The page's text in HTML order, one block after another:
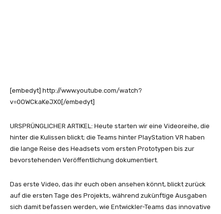
[embedyt] http://www.youtube.com/watch?
v=0OWCkaKeJX0[/embedyt]
URSPRÜNGLICHER ARTIKEL: Heute starten wir eine Videoreihe, die
hinter die Kulissen blickt; die Teams hinter PlayStation VR haben
die lange Reise des Headsets vom ersten Prototypen bis zur
bevorstehenden Veröffentlichung dokumentiert.
Das erste Video, das ihr euch oben ansehen könnt, blickt zurück
auf die ersten Tage des Projekts, während zukünftige Ausgaben
sich damit befassen werden, wie Entwickler-Teams das innovative